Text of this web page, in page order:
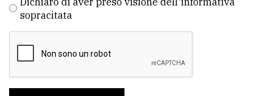
sopracitata